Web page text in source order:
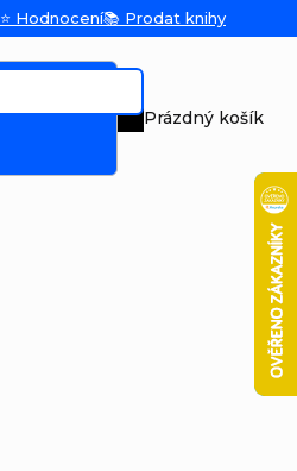
⭐ Hodnocení📚 Prodat knihy
Nákupní
Prázdný košík